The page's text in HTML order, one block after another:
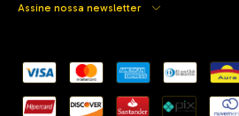
Assine nossa newsletter